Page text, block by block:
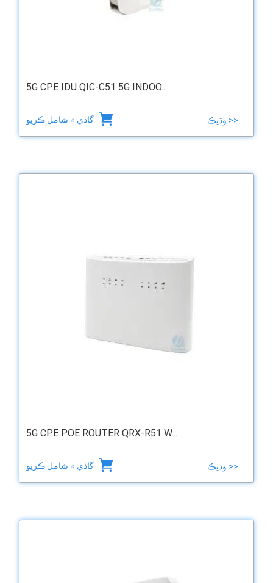
5G CPE IDU QIC-C51 5G INDOO...
گاڏي ۾ شامل ڪريو وڌيڪ >>
5G CPE POE ROUTER QRX-R51 W...
گاڏي ۾ شامل ڪريو وڌيڪ >>